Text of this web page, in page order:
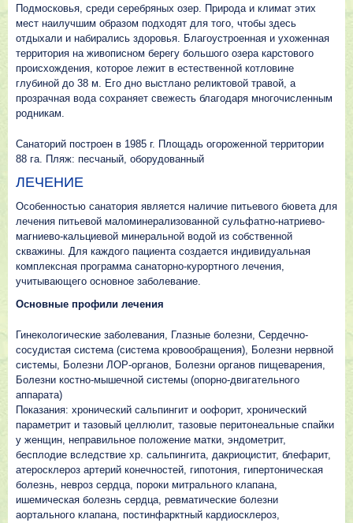
Подмосковья, среди серебряных озер. Природа и климат этих
мест наилучшим образом подходят для того, чтобы здесь
отдыхали и набирались здоровья. Благоустроенная и ухоженная
территория на живописном берегу большого озера карстового
происхождения, которое лежит в естественной котловине
глубиной до 38 м. Его дно выстлано реликтовой травой, а
прозрачная вода сохраняет свежесть благодаря многочисленным
родникам.
Санаторий построен в 1985 г. Площадь огороженной территории
88 га. Пляж: песчаный, оборудованный
ЛЕЧЕНИЕ
Особенностью санатория является наличие питьевого бювета для
лечения питьевой маломинерализованной сульфатно-натриево-
магниево-кальциевой минеральной водой из собственной
скважины. Для каждого пациента создается индивидуальная
комплексная программа санаторно-курортного лечения,
учитывающего основное заболевание.
Основные профили лечения
Гинекологические заболевания, Глазные болезни, Сердечно-
сосудистая система (система кровообращения), Болезни нервной
системы, Болезни ЛОР-органов, Болезни органов пищеварения,
Болезни костно-мышечной системы (опорно-двигательного
аппарата)
Показания: хронический сальпингит и оофорит, хронический
параметрит и тазовый целлюлит, тазовые перитонеальные спайки
у женщин, неправильное положение матки, эндометрит,
бесплодие вследствие хр. сальпингита, дакриоцистит, блефарит,
атеросклероз артерий конечностей, гипотония, гипертоническая
болезнь, невроз сердца, пороки митрaльного клaпaнa,
ишемическая болезнь сердца, ревматические болезни
аортального клапана, постинфарктный кардиосклероз,